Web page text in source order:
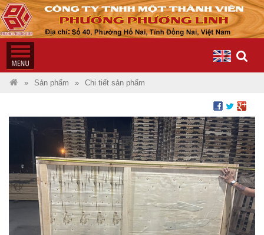
Sản phẩm Chi tiết sản phẩm